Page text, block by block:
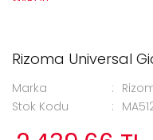
Rizoma Universal
Marka
Stok Kodu